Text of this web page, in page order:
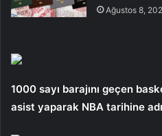
Ağustos 8,
1000 sayı barajını geçen
asist yaparak NBA tarihine